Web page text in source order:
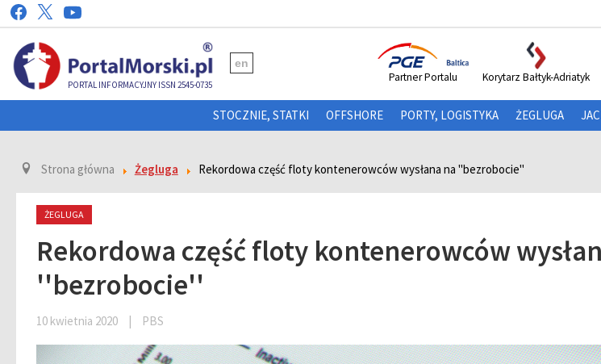
PORTAL INFORMACYJNY ISSN 2545-0735
en
Partner Portalu Korytarz Bałtyk-Adriatyk
STOCZNIE, STATKI OFFSHORE PORTY, LOGISTYKA ŻEGLUGA
Strona główna Żegluga Rekordowa część floty kontenerowców wysłana na ''bezrobocie''
ŻEGLUGA
Rekordowa część floty kontenerowców
''bezrobocie''
10 kwietnia 2020 | PBS